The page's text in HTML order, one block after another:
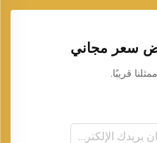
سعر مجاني
قريبًا.